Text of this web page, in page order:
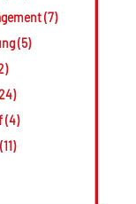
(7)
(5)
(4)